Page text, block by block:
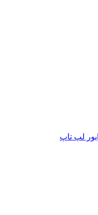
لپ تاپ